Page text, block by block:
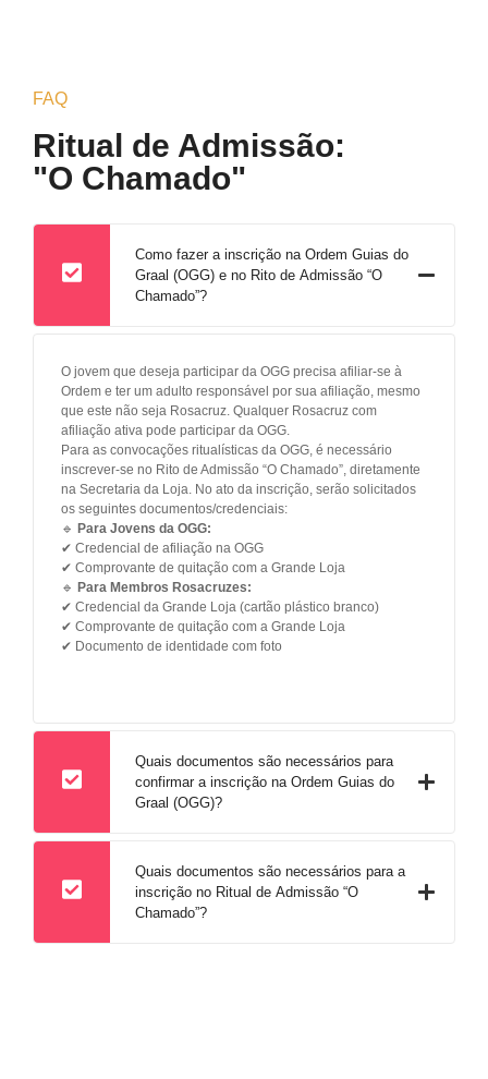
FAQ
Ritual de Admissão:
"O Chamado"
Como fazer a inscrição na Ordem Guias do
Graal (OGG) e no Rito de Admissão “O
Chamado”?
O jovem que deseja participar da OGG precisa afiliar-se à
Ordem e ter um adulto responsável por sua afiliação, mesmo
que este não seja Rosacruz. Qualquer Rosacruz com
afiliação ativa pode participar da OGG.
Para as convocações ritualísticas da OGG, é necessário
inscrever-se no Rito de Admissão “O Chamado”, diretamente
na Secretaria da Loja. No ato da inscrição, serão solicitados
os seguintes documentos/credenciais:
🔹 Para Jovens da OGG:
✔ Credencial de afiliação na OGG
✔ Comprovante de quitação com a Grande Loja
🔹 Para Membros Rosacruzes:
✔ Credencial da Grande Loja (cartão plástico branco)
✔ Comprovante de quitação com a Grande Loja
✔ Documento de identidade com foto
Quais documentos são necessários para
confirmar a inscrição na Ordem Guias do
Graal (OGG)?
Quais documentos são necessários para a
inscrição no Ritual de Admissão “O
Chamado”?